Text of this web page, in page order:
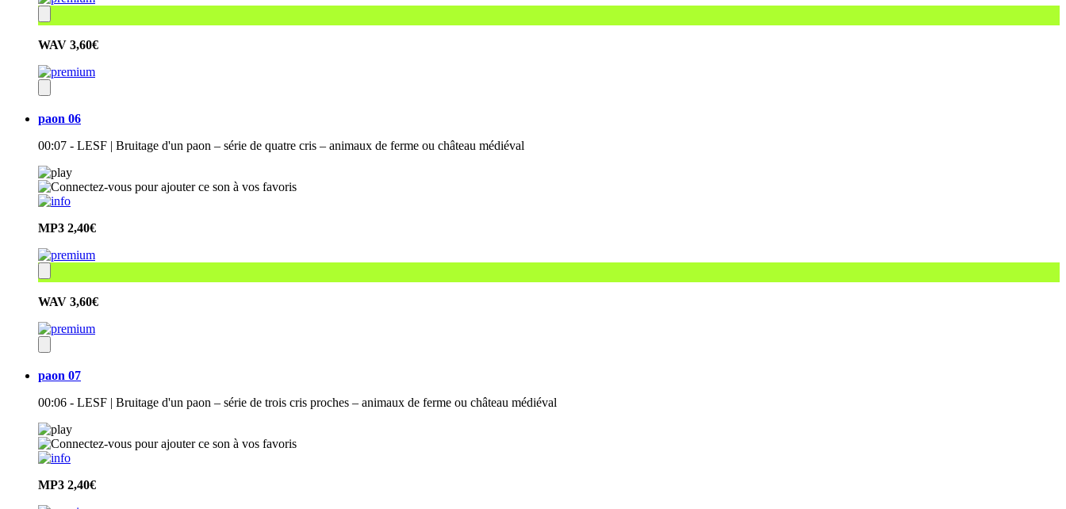
WAV 3,60€
paon 06
00:07 - LESF | Bruitage d'un paon – série de quatre cris – animaux de ferme ou château médiéval
MP3 2,40€
WAV 3,60€
paon 07
00:06 - LESF | Bruitage d'un paon – série de trois cris proches – animaux de ferme ou château médiéval
MP3 2,40€